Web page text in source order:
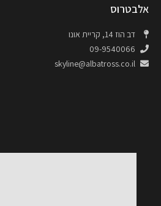
אלבטרוס
דב הוז 14, קריית אונו
09-9540066
skyline@albatross.co.il